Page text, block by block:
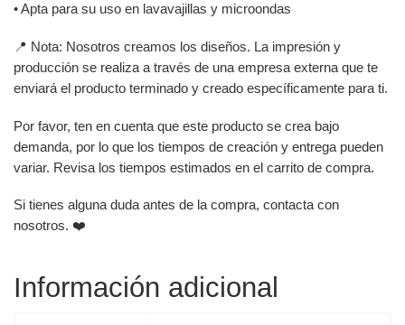
• Apta para su uso en lavavajillas y microondas
📍 Nota: Nosotros creamos los diseños. La impresión y
producción se realiza a través de una empresa externa que te
enviará el producto terminado y creado específicamente para ti.
Por favor, ten en cuenta que este producto se crea bajo
demanda, por lo que los tiempos de creación y entrega pueden
variar. Revisa los tiempos estimados en el carrito de compra.
Si tienes alguna duda antes de la compra, contacta con
nosotros. ❤️
Información adicional